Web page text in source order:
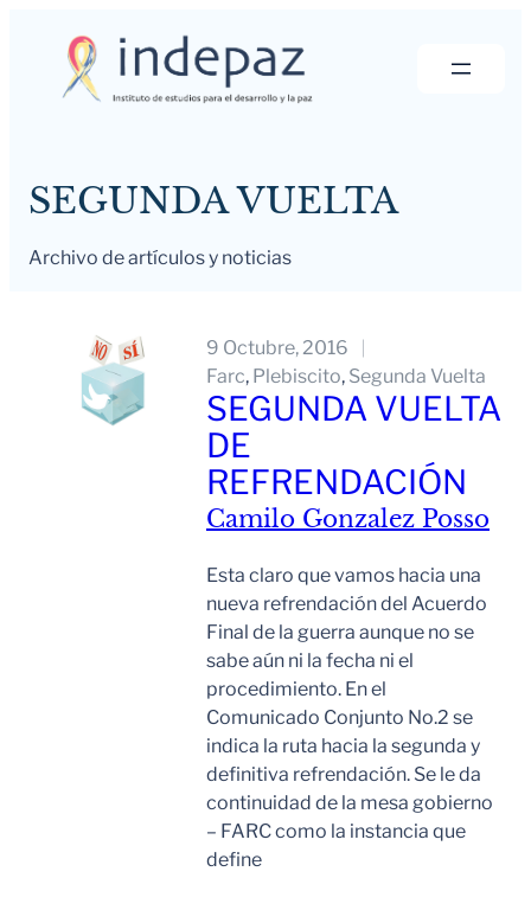
SEGUNDA VUELTA
Archivo de artículos y noticias
9 Octubre, 2016
Farc, Plebiscito, Segunda Vuelta
SEGUNDA VUELTA
DE
REFRENDACIÓN
Camilo Gonzalez Posso
Esta claro que vamos hacia una
nueva refrendación del Acuerdo
Final de la guerra aunque no se
sabe aún ni la fecha ni el
procedimiento. En el
Comunicado Conjunto No.2 se
indica la ruta hacia la segunda y
definitiva refrendación. Se le da
continuidad de la mesa gobierno
– FARC como la instancia que
define